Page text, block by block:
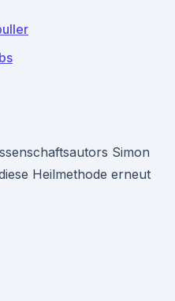
Simon
Heilmethode erneut